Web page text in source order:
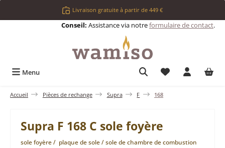
Passer au contenu principalLivraison gratuite à partir de 449 €
Conseil: Assistance via notreformulaire de contact.
Menu Vous avez 0
Accueil Pièces de rechange Supra F 168
Supra F 168 C sole foyère
sole foyère / plaque de sole / sole de chambre de combustion